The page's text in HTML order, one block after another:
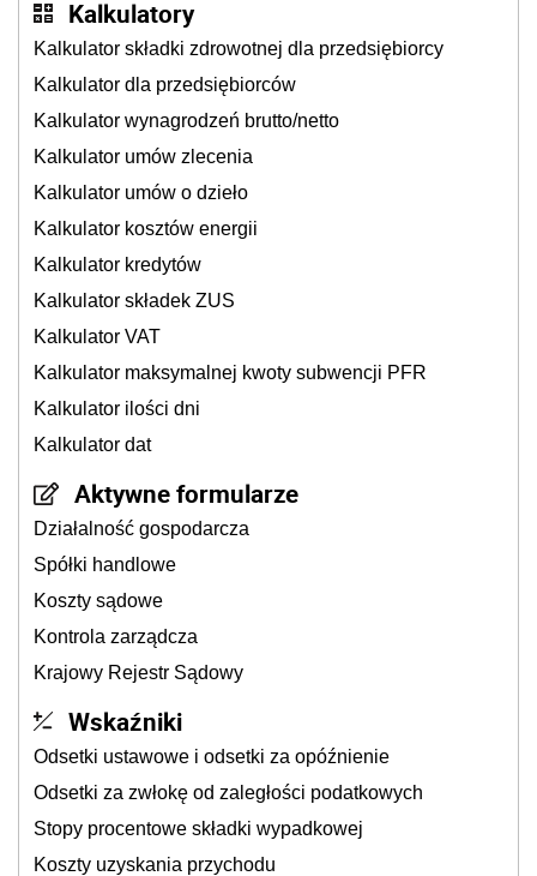
Kalkulatory
Kalkulator składki zdrowotnej dla przedsiębiorcy
Kalkulator dla przedsiębiorców
Kalkulator wynagrodzeń brutto/netto
Kalkulator umów zlecenia
Kalkulator umów o dzieło
Kalkulator kosztów energii
Kalkulator kredytów
Kalkulator składek ZUS
Kalkulator VAT
Kalkulator maksymalnej kwoty subwencji PFR
Kalkulator ilości dni
Kalkulator dat
Aktywne formularze
Działalność gospodarcza
Spółki handlowe
Koszty sądowe
Kontrola zarządcza
Krajowy Rejestr Sądowy
Wskaźniki
Odsetki ustawowe i odsetki za opóźnienie
Odsetki za zwłokę od zaległości podatkowych
Stopy procentowe składki wypadkowej
Koszty uzyskania przychodu